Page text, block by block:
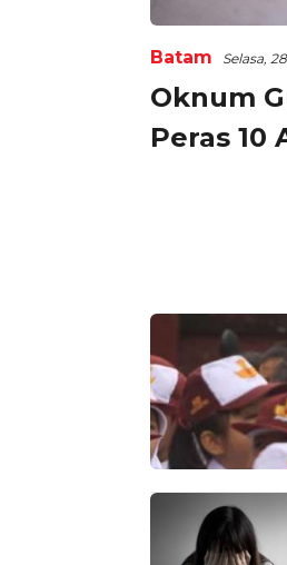
Batam Selasa,
Oknum
Peras 10